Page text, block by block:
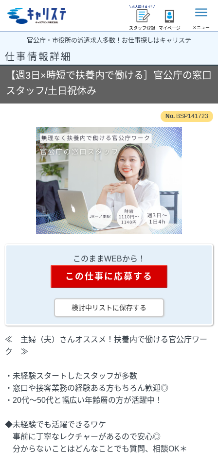
スタッフ登録 マイページ メニュー
官公庁・市役所の派遣求人多数！お仕事探しはキャリステ
仕事情報詳細
【週3日×時短で扶養内で働ける］官公庁の窓口
スタッフ/土日祝休み
BSP141723
このままWEBから！
この仕事に応募する
検討中リストに保存する
≪ 主婦（夫）さんオススメ！扶養内で働ける官公庁ワー
ク ≫
・未経験スタートしたスタッフが多数
・窓口や接客業務の経験ある方もちろん歓迎◎
・20代～50代と幅広い年齢層の方が活躍中！
◆未経験でも活躍できるワケ
事前に丁寧なレクチャーがあるので安心◎
分からないことはどんなことでも質問、相談OK＊